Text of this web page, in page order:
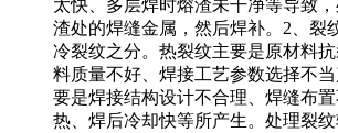
太快、多层焊时熔渣未干净等导致
渣处的焊缝金属，然后焊补。2、裂
冷裂纹之分。热裂纹主要是原材料
料质量不好、焊接工艺参数选择不
要是焊接结构设计不合理、焊缝布
热、焊后冷却快等所产生。处理裂